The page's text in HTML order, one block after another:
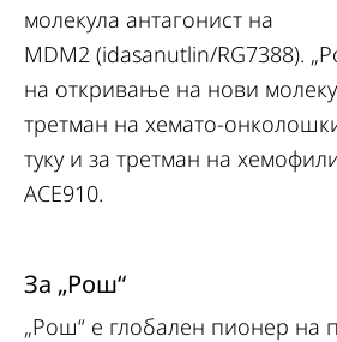
молекула антагонист на
MDM2 (idasanutlin/RG7388).
на откривање на нови
третман на хемато-
туку и за третман на
ACE910.
За „Рош“
„Рош“ е глобален пионер на